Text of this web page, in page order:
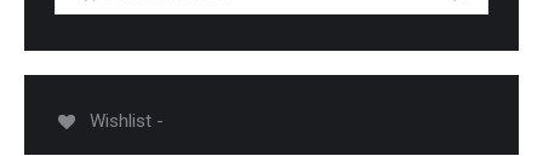
Wishlist -